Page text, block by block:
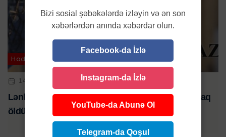
Hadisə
14 IYL 2023 | 21:10
Lənkəranda 56 yaşlı kişini elektrik cərəyanı vuraraq
öldürüb
Bizi sosial şəbəkələrdə izləyin və ən son
xəbərlərdən anında xəbərdar olun.
Facebook-da İzlə
Instagram-da İzlə
YouTube-da Abunə Ol
Telegram-da Qoşul